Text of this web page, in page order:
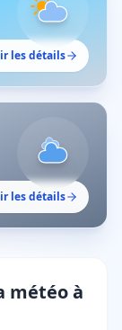
les détails
les détails
météo à